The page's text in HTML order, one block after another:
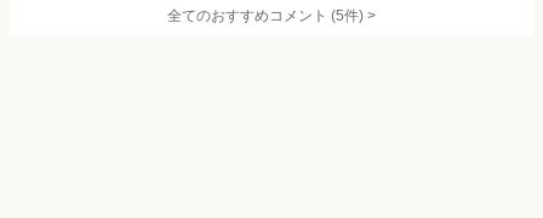
全てのおすすめコメント (5件) >